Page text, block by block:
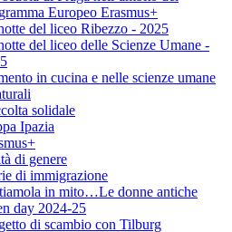
Europeo Erasmus+
del liceo Ribezzo - 2025
del liceo delle Scienze Umane -
in cucina e nelle scienze umane
solidale
Ipazia
di genere
di immigrazione
in mito…Le donne antiche
day 2024-25
di scambio con Tilburg